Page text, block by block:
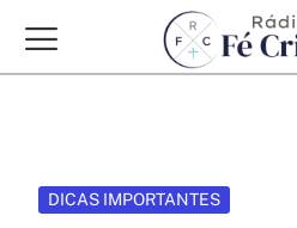
DICAS IMPORTANTES